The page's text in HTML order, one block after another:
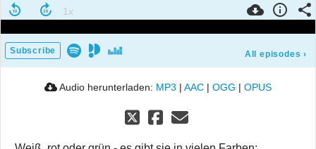
Subscribe All episodes ›
Audio herunterladen: MP3 | AAC | OGG | OPUS